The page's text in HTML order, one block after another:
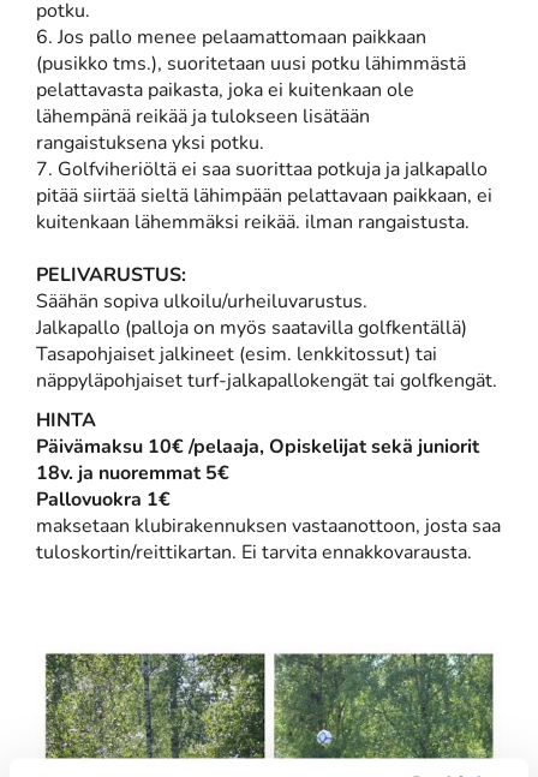
potku.
6. Jos pallo menee pelaamattomaan paikkaan
(pusikko tms.), suoritetaan uusi potku lähimmästä
pelattavasta paikasta, joka ei kuitenkaan ole
lähempänä reikää ja tulokseen lisätään
rangaistuksena yksi potku.
7. Golfviheriöltä ei saa suorittaa potkuja ja jalkapallo
pitää siirtää sieltä lähimpään pelattavaan paikkaan, ei
kuitenkaan lähemmäksi reikää. ilman rangaistusta.
PELIVARUSTUS:
Säähän sopiva ulkoilu/urheiluvarustus.
Jalkapallo (palloja on myös saatavilla golfkentällä)
Tasapohjaiset jalkineet (esim. lenkkitossut) tai
näppyläpohjaiset turf-jalkapallokengät tai golfkengät.
HINTA
Päivämaksu 10€ /pelaaja, Opiskelijat sekä juniorit
18v. ja nuoremmat 5€
Pallovuokra 1€
​maksetaan klubirakennuksen vastaanottoon, josta saa
tuloskortin/reittikartan. Ei tarvita ennakkovarausta.